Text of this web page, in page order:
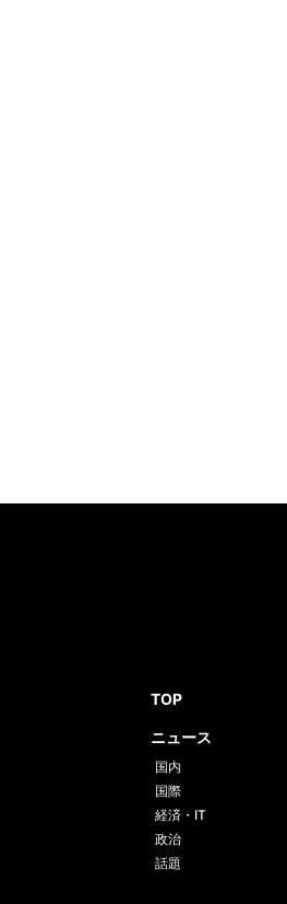
TOP
ニュース
国内
国際
経済・IT
政治
話題